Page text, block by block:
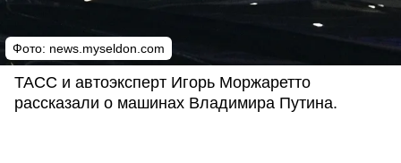
Фото: news.myseldon.com
ТАСС и автоэксперт Игорь Моржаретто
рассказали о машинах Владимира Путина.